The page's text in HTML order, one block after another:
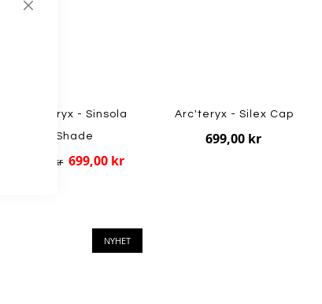
Stäng
Arc'teryx - Sinsola
Shade
999,00 kr 699,00 kr
Arc'teryx - Silex Cap
699,00 kr
NYHET